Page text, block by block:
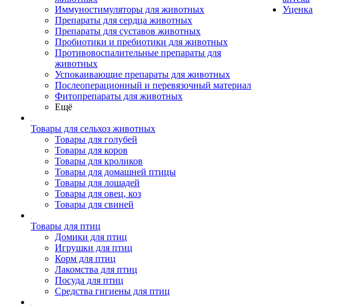
Иммуностимуляторы для животных
Препараты для сердца животных
Препараты для суставов животных
Пробиотики и пребиотики для животных
Противовоспалительные препараты для
животных
Успокаивающие препараты для животных
Послеоперационный и перевязочный материал
Фитопрепараты для животных
Ещё
Товары для сельхоз животных
Товары для голубей
Товары для коров
Товары для кроликов
Товары для домашней птицы
Товары для лошадей
Товары для овец, коз
Товары для свиней
Товары для птиц
Домики для птиц
Игрушки для птиц
Корм для птиц
Лакомства для птиц
Посуда для птиц
Средства гигиены для птиц
Уценка